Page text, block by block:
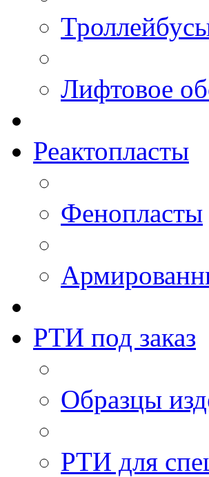
Лифтовое
Реактопласты
Фенопласты
РТИ под заказ
Образцы
РТИ для